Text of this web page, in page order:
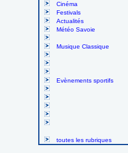
Cinéma
Festivals
Actualités
Météo Savoie
Musique Classique
Evènements sportifs
toutes les rubriques